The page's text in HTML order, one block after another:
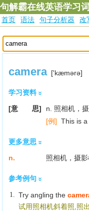
句解霸在线英语学习
首页 语法 句子分析器 改
camera ['kæmәrә]
学习资料
[意 思]
n. 照相机，
[例] This is a
更多意思
n. 照相机，摄
参考例句
1. Try angling the
试用照相机斜着照,照